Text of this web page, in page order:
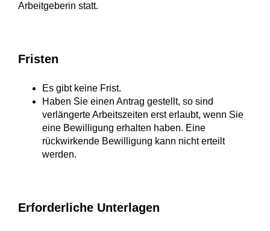
Arbeitgeberin statt.
Fristen
Es gibt keine Frist.
Haben Sie einen Antrag gestellt, so sind
verlängerte Arbeitszeiten erst erlaubt, wenn Sie
eine Bewilligung erhalten haben. Eine
rückwirkende Bewilligung kann nicht erteilt
werden.
Erforderliche Unterlagen